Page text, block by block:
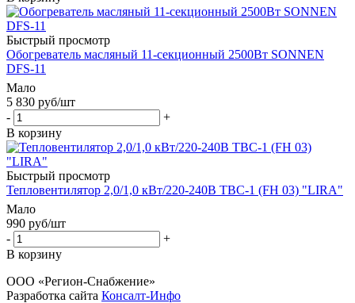
Быстрый просмотр
Обогреватель масляный 11-секционный 2500Вт SONNEN
DFS-11
Мало
5 830 руб/шт
-
+
В корзину
Быстрый просмотр
Тепловентилятор 2,0/1,0 кВт/220-240В ТВС-1 (FH 03) "LIRA"
Мало
990 руб/шт
-
+
В корзину
ООО «Регион-Снабжение»
Разработка сайта Консалт-Инфо